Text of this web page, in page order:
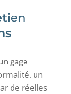
gage
un
de réelles